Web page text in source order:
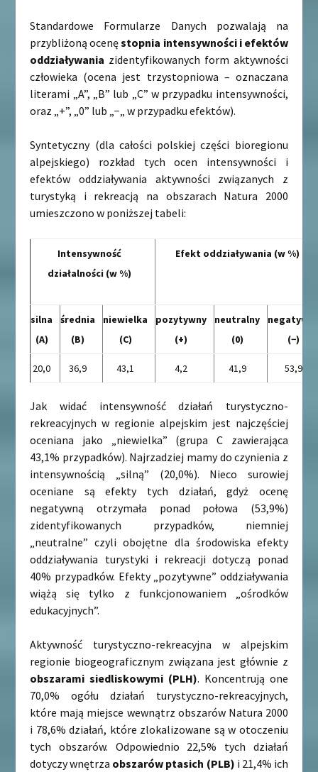
Standardowe Formularze Danych pozwalają na
przybliżoną ocenęstopnia intensywności i efektów
oddziaływania zidentyfikowanych form aktywności
człowieka (ocena jest trzystopniowa – oznaczana
literami „A”, „B” lub „C” w przypadku intensywności,
oraz „+”, „0” lub „−„ w przypadku efektów).
Syntetyczny (dla całości polskiej części bioregionu
alpejskiego) rozkład tych ocen intensywności i
efektów oddziaływania aktywności związanych z
turystyką i rekreacją na obszarach Natura 2000
umieszczono w poniższej tabeli:
Intensywność
działalności (w %)
Efekt oddziaływania (w %)
silna
(A)
średnia
(B)
niewielka
(C)
pozytywny
(+)
neutralny
(0)
(−)
20,0 36,9 43,1 4,2 41,9 53,9
Jak widać intensywność działań turystyczno-
rekreacyjnych w regionie alpejskim jest najczęściej
oceniana jako „niewielka” (grupa C zawierająca
43,1% przypadków). Najrzadziej mamy do czynienia z
intensywnością „silną” (20,0%). Nieco surowiej
oceniane są efekty tych działań, gdyż ocenę
negatywną otrzymała ponad połowa (53,9%)
zidentyfikowanych przypadków, niemniej
„neutralne” czyli obojętne dla środowiska efekty
oddziaływania turystyki i rekreacji dotyczą ponad
40% przypadków. Efekty „pozytywne” oddziaływania
wiążą się tylko z funkcjonowaniem „ośrodków
edukacyjnych”.
Aktywność turystyczno-rekreacyjna w alpejskim
regionie biogeograficznym związana jest głównie z
obszarami siedliskowymi (PLH). Koncentrują one
70,0% ogółu działań turystyczno-rekreacyjnych,
które mają miejsce wewnątrz obszarów Natura 2000
i 78,6% działań, które zlokalizowane są w otoczeniu
tych obszarów. Odpowiednio 22,5% tych działań
dotyczy wnętrza obszarów ptasich (PLB) i 21,4% ich